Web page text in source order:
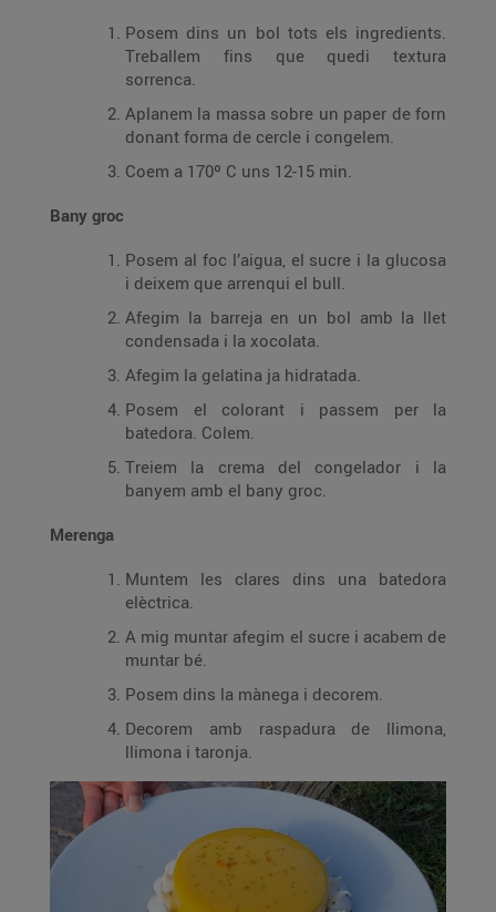
Posem dins un bol tots els ingredients.
Treballem fins que quedi textura
sorrenca.
Aplanem la massa sobre un paper de forn
donant forma de cercle i congelem.
Coem a 170º C uns 12-15 min.
Bany groc
Posem al foc l’aigua, el sucre i la glucosa
i deixem que arrenqui el bull.
Afegim la barreja en un bol amb la llet
condensada i la xocolata.
Afegim la gelatina ja hidratada.
Posem el colorant i passem per la
batedora. Colem.
Treiem la crema del congelador i la
banyem amb el bany groc.
Merenga
Muntem les clares dins una batedora
elèctrica.
A mig muntar afegim el sucre i acabem de
muntar bé.
Posem dins la mànega i decorem.
Decorem amb raspadura de llimona,
llimona i taronja.